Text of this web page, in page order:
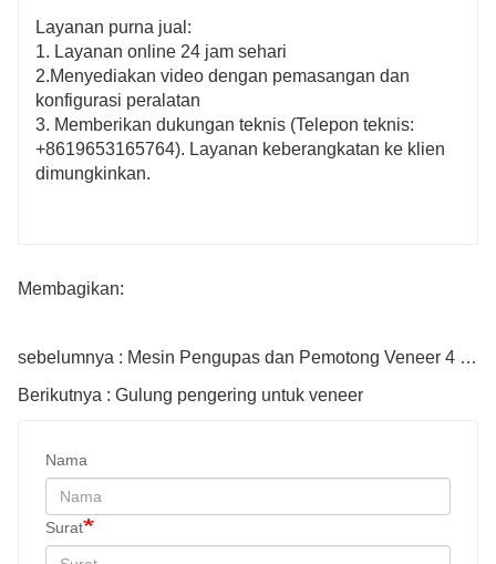
Layanan purna jual:
1. Layanan online 24 jam sehari
2.Menyediakan video dengan pemasangan dan
konfigurasi peralatan
3. Memberikan dukungan teknis (Telepon teknis:
+8619653165764). Layanan keberangkatan ke klien
dimungkinkan.
Membagikan:
sebelumnya : Mesin Pengupas dan Pemotong Veneer 4 kaki
Berikutnya : Gulung pengering untuk veneer
Nama
Surat